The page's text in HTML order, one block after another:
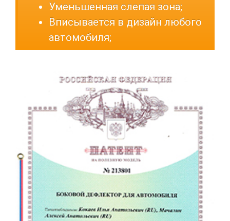
Уменьшенная слепая зона;
Вписывается в дизайн любого
автомобиля;